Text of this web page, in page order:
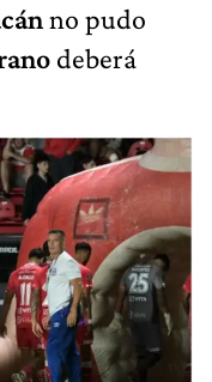
no pudo
deberá